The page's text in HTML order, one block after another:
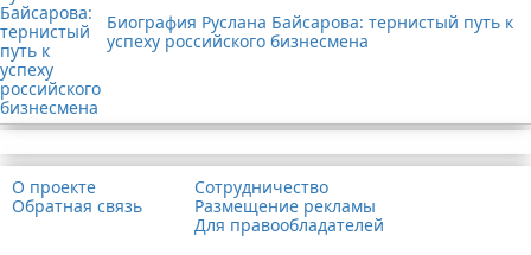
Биография Руслана Байсарова: тернистый путь к
успеху российского бизнесмена
О проекте
Обратная связь
Сотрудничество
Размещение рекламы
Для правообладателей